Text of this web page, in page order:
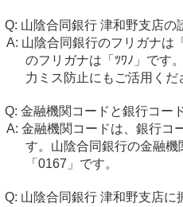
山陰合同銀行 津和野支店の
山陰合同銀行のフリガナは
のフリガナは「ﾂﾜﾉ」です
力ミス防止にもご活用くだ
金融機関コードと銀行コー
金融機関コードは、銀行コ
す。山陰合同銀行の金融
「0167」です。
山陰合同銀行 津和野支店に